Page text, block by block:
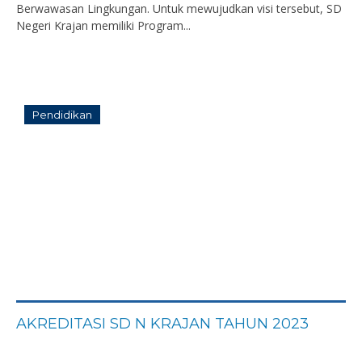
Berwawasan Lingkungan. Untuk mewujudkan visi tersebut, SD
Negeri Krajan memiliki Program...
Pendidikan
AKREDITASI SD N KRAJAN TAHUN 2023